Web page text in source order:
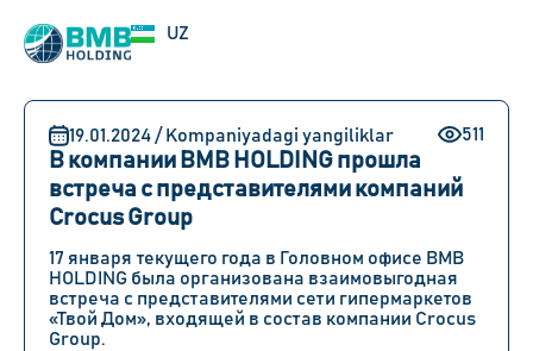
UZ
RU
19.01.2024 / Kompaniyadagi yangiliklar 511
В компании BMB HOLDING прошла
встреча с представителями компаний
Crocus Group
17 января текущего года в Головном офисе BMB
HOLDING была организована взаимовыгодная
встреча с представителями сети гипермаркетов
«Твой Дом», входящей в состав компании Crocus
Group.